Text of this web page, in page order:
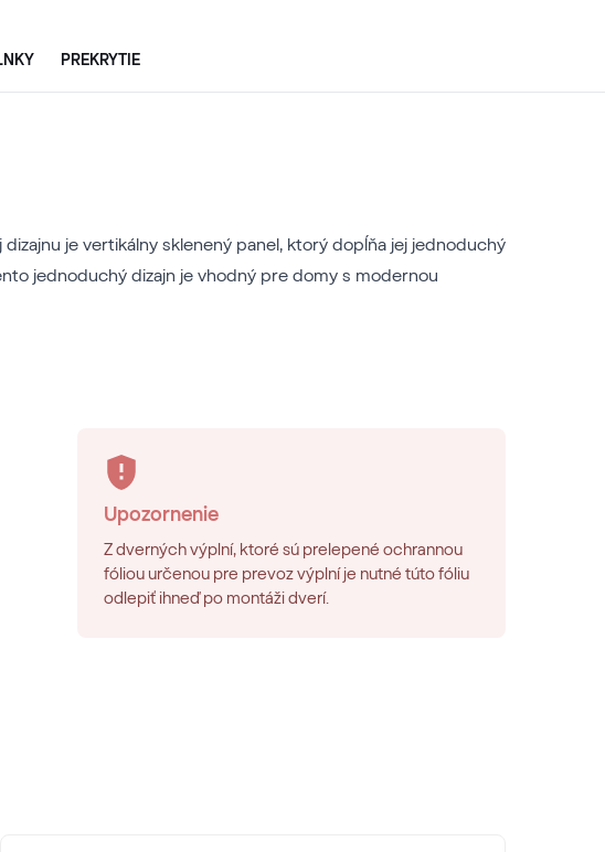
PREKRYTIE
je vertikálny sklenený panel, ktorý dopĺňa jej jednoduchý
jednoduchý dizajn je vhodný pre domy s modernou
Upozornenie
Z dverných výplní, ktoré sú prelepené ochrannou
fóliou určenou pre prevoz výplní je nutné túto fóliu
odlepiť ihneď po montáži dverí.